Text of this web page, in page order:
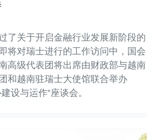
了关于开启金融行业发展新阶段的
将对瑞士进行的工作访问中，国会
高级代表团将出席由财政部与越南
和越南驻瑞士大使馆联合举办
设与运作"座谈会。